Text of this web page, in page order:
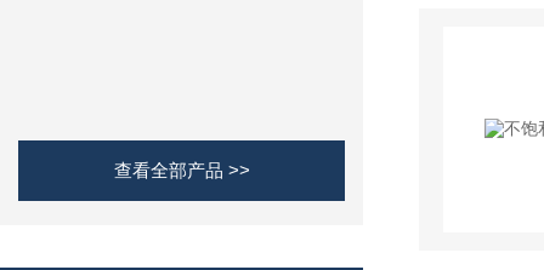
查看全部产品 >>